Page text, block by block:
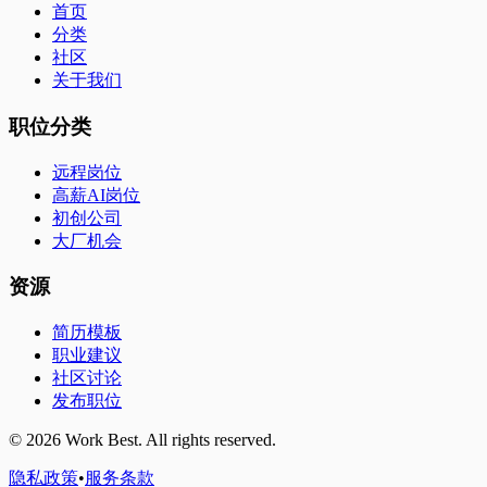
首页
分类
社区
关于我们
职位分类
远程岗位
高薪AI岗位
初创公司
大厂机会
资源
简历模板
职业建议
社区讨论
发布职位
© 2026 Work Best. All rights reserved.
隐私政策•服务条款